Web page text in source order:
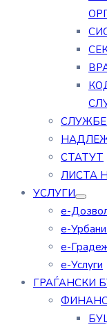
СТАТУТ
ЛИСТА
УСЛУГИ
е-
е-
е-
е-Услуги
ГРАЃАНСКИ